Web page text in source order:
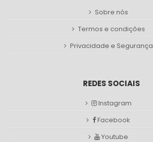
Sobre nós
Termos e condições
Privacidade e Segurança
REDES SOCIAIS
Instagram
Facebook
Youtube